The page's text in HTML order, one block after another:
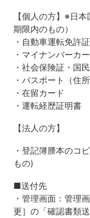
【個人の方】※日
期限内のもの）
・自動車運転免許
・マイナンバーカ
・社会保険証・国
・パスポート（住
・在留カード
・運転経歴証明書
【法人の方】
・登記簿謄本のコ
もの)
■送付先
・管理画面：管理
更］の「確認書類